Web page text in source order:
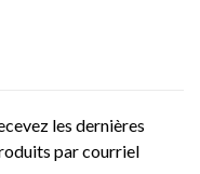
les dernières
par courriel